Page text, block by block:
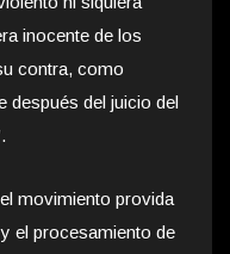
inocente de los
contra, como
después del juicio del
movimiento provida
el procesamiento de